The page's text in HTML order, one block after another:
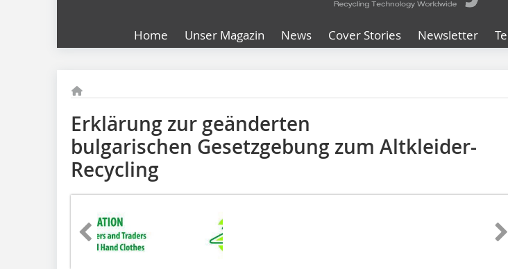
Home Unser Magazin News Cover Stories Newsletter
Erklärung zur geänderten
bulgarischen Gesetzgebung zum Altkleider-
Recycling